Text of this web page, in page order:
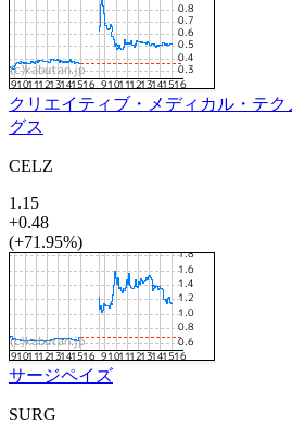
クリエイティブ・メディカル・テ
グス
CELZ
1.15
+0.48
(+71.95%)
サージペイズ
SURG